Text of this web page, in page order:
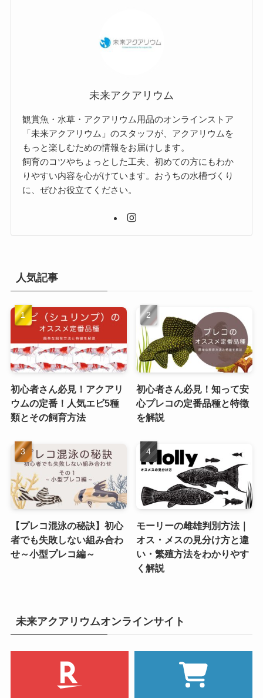
未来アクアリウム
観賞魚・水草・アクアリウム用品のオンラインストア
「未来アクアリウム」のスタッフが、アクアリウムを
もっと楽しむための情報をお届けします。
飼育のコツやちょっとした工夫、初めての方にもわか
りやすい内容を心がけています。おうちの水槽づくり
に、ぜひお役立てください。
人気記事
初心者さん必見！アクアリ
ウムの定番！人気エビ5種
類とその飼育方法
初心者さん必見！知って安
心プレコの定番品種と特徴
を解説
【プレコ混泳の秘訣】初心
者でも失敗しない組み合わ
せ～小型プレコ編～
モーリーの雌雄判別方法｜
オス・メスの見分け方と違
い・繁殖方法をわかりやす
く解説
未来アクアリウムオンラインサイト